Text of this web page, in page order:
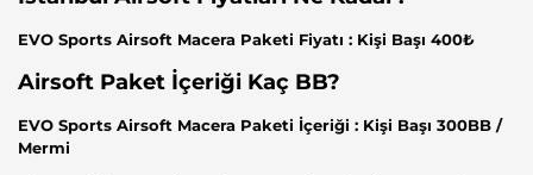
EVO Sports Airsoft Macera Paketi Fiyatı : Kişi Başı 400₺
Airsoft Paket İçeriği Kaç BB?
EVO Sports Airsoft Macera Paketi İçeriği : Kişi Başı 300BB /
Mermi